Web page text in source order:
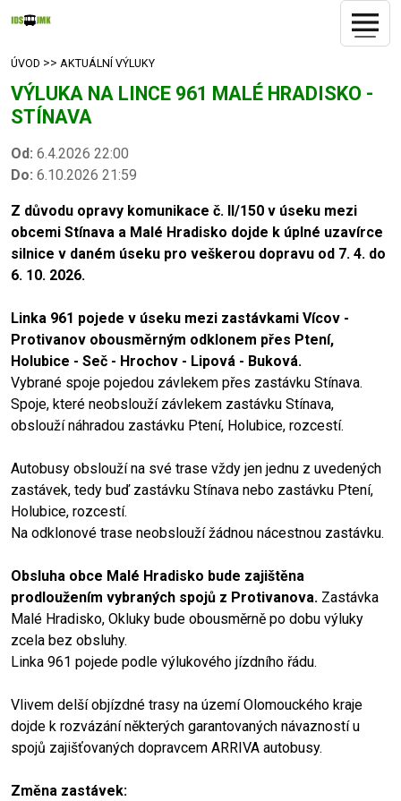
ÚVOD >> AKTUÁLNÍ VÝLUKY
VÝLUKA NA LINCE 961 MALÉ HRADISKO -
STÍNAVA
Od: 6.4.2026 22:00
Do: 6.10.2026 21:59
Z důvodu opravy komunikace č. II/150 v úseku mezi
obcemi Stínava a Malé Hradisko dojde k úplné uzavírce
silnice v daném úseku pro veškerou dopravu od 7. 4. do
6. 10. 2026.
Linka 961 pojede v úseku mezi zastávkami Vícov -
Protivanov obousměrným odklonem přes Ptení,
Holubice - Seč - Hrochov - Lipová - Buková.
Vybrané spoje pojedou závlekem přes zastávku Stínava.
Spoje, které neobslouží závlekem zastávku Stínava,
obslouží náhradou zastávku Ptení, Holubice, rozcestí.
Autobusy obslouží na své trase vždy jen jednu z uvedených
zastávek, tedy buď zastávku Stínava nebo zastávku Ptení,
Holubice, rozcestí.
Na odklonové trase neobslouží žádnou nácestnou zastávku.
Obsluha obce Malé Hradisko bude zajištěna
prodloužením vybraných spojů z Protivanova. Zastávka
Malé Hradisko, Okluky bude obousměrně po dobu výluky
zcela bez obsluhy.
Linka 961 pojede podle výlukového jízdního řádu.
Vlivem delší objízdné trasy na území Olomouckého kraje
dojde k rozvázání některých garantovaných návazností u
spojů zajišťovaných dopravcem ARRIVA autobusy.
Změna zastávek: